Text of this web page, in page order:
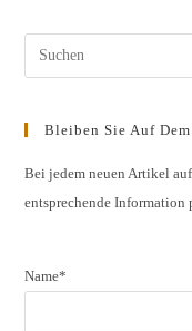
Pfalz,
Unstrut,
Nahe
Bleiben Sie Auf
Bei jedem neuen Artikel
entsprechende Information
Name*